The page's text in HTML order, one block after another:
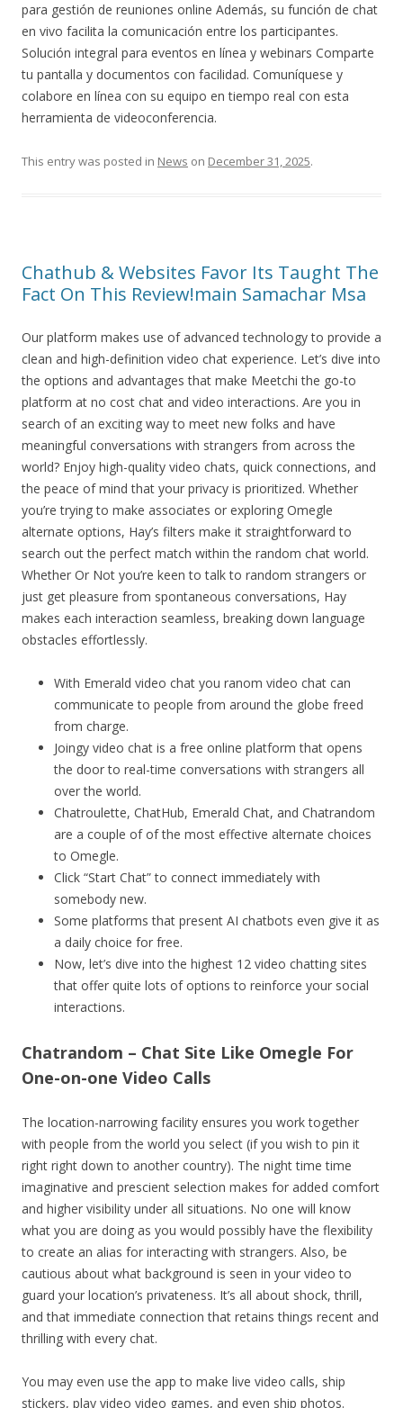
para gestión de reuniones online Además, su función de chat
en vivo facilita la comunicación entre los participantes.
Solución integral para eventos en línea y webinars Comparte
tu pantalla y documentos con facilidad. Comuníquese y
colabore en línea con su equipo en tiempo real con esta
herramienta de videoconferencia.
This entry was posted in News on December 31, 2025.
Chathub & Websites Favor Its Taught The
Fact On This Review!main Samachar Msa
Our platform makes use of advanced technology to provide a
clean and high-definition video chat experience. Let’s dive into
the options and advantages that make Meetchi the go-to
platform at no cost chat and video interactions. Are you in
search of an exciting way to meet new folks and have
meaningful conversations with strangers from across the
world? Enjoy high-quality video chats, quick connections, and
the peace of mind that your privacy is prioritized. Whether
you’re trying to make associates or exploring Omegle
alternate options, Hay’s filters make it straightforward to
search out the perfect match within the random chat world.
Whether Or Not you’re keen to talk to random strangers or
just get pleasure from spontaneous conversations, Hay
makes each interaction seamless, breaking down language
obstacles effortlessly.
With Emerald video chat you ranom video chat can
communicate to people from around the globe freed
from charge.
Joingy video chat is a free online platform that opens
the door to real-time conversations with strangers all
over the world.
Chatroulette, ChatHub, Emerald Chat, and Chatrandom
are a couple of of the most effective alternate choices
to Omegle.
Click “Start Chat” to connect immediately with
somebody new.
Some platforms that present AI chatbots even give it as
a daily choice for free.
Now, let’s dive into the highest 12 video chatting sites
that offer quite lots of options to reinforce your social
interactions.
Chatrandom – Chat Site Like Omegle For
One-on-one Video Calls
The location-narrowing facility ensures you work together
with people from the world you select (if you wish to pin it
right right down to another country). The night time time
imaginative and prescient selection makes for added comfort
and higher visibility under all situations. No one will know
what you are doing as you would possibly have the flexibility
to create an alias for interacting with strangers. Also, be
cautious about what background is seen in your video to
guard your location’s privateness. It’s all about shock, thrill,
and that immediate connection that retains things recent and
thrilling with every chat.
You may even use the app to make live video calls, ship
stickers, play video video games, and even ship photos.